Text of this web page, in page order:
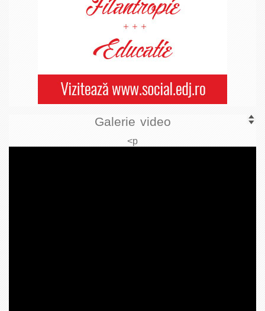
Galerie video
<p